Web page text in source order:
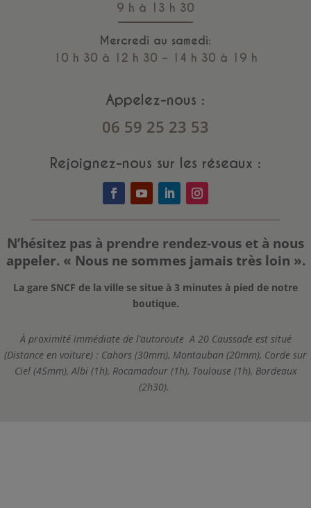
9 h à 13 h 30
Mercredi au samedi:
10 h 30 à 12 h 30 – 14 h 30 à 19 h
Appelez-nous :
06 59 25 23 53
Rejoignez-nous sur les réseaux :
N’hésitez pas à prendre rendez-vous et à nous
appeler. « Nous ne sommes jamais très loin ».
La gare SNCF de la ville se situe à 3 minutes à pied de notre
boutique.
À proximité immédiate de l’autoroute A 20 Caussade est situé
(Distance en voiture) : Cahors (30mm), Montauban (20mm), Corde sur
Ciel (45mm), Albi (1h), Rocamadour (1h), Toulouse (1h), Bordeaux
(2h30).